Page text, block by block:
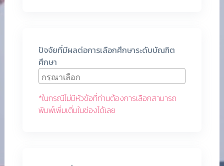
การศึกษาระดับบัณฑิตศึกษา
คณะทันตแพทยศาสตร์ มหาวิทยาลัยเชียงใหม่
การศึกษาระดับบัณฑิตศึกษา
คณะทันตแพทยศาสตร์ มหาวิทยาลัยเชียงใหม่
การศึกษาระดับบัณฑิตศึกษา
คณะทันตแพทยศาสตร์ มหาวิทยาลัยเชียงใหม่
ปัจจัยที่มีผลต่อการเลือกศึกษาระดับบัณฑิต
ศึกษา
*ในกรณีไม่มีหัวข้อที่ท่านต้องการเลือกสามารถ
พิมพ์เพิ่มเติ่มในช่องได้เลย